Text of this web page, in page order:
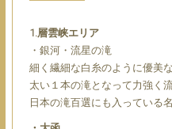
1.層雲峡エリア
・銀河・流星の滝
細く繊細な⽩⽷のように優美
太い１本の滝となって⼒強く
⽇本の滝百選にも⼊っている名